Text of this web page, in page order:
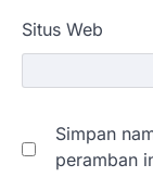
Situs Web
Simpan
peramban